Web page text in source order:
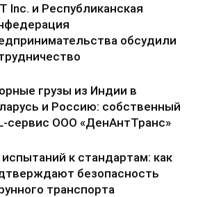
Inc. и Республиканская
обсудили
грузы из Индии в
и Россию: собственный
сервис ООО «ДенАнтТранс»
к стандартам: как
безопасность
транспорта